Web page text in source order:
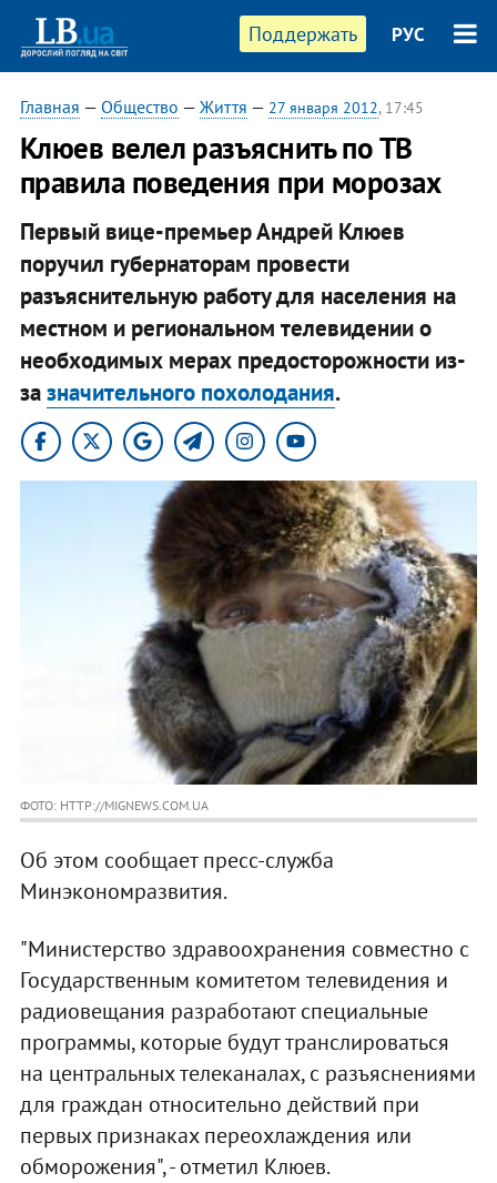
Поддержать РУС
Главная — Общество — Життя — 27 января 2012, 17:45
Клюев велел разъяснить по ТВ
правила поведения при морозах
Первый вице-премьер Андрей Клюев
поручил губернаторам провести
разъяснительную работу для населения на
местном и региональном телевидении о
необходимых мерах предосторожности из-
зазначительного похолодания.
ФОТО: HTTP://MIGNEWS.COM.UA
Об этом сообщает пресс-служба
Минэкономразвития.
"Министерство здравоохранения совместно с
Государственным комитетом телевидения и
радиовещания разработают специальные
программы, которые будут транслироваться
на центральных телеканалах, с разъяснениями
для граждан относительно действий при
первых признаках переохлаждения или
обморожения", - отметил Клюев.